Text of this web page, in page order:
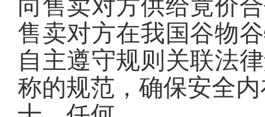
向售卖对方供给竟价
售卖对方在我国谷物
自主遵守规则关联法
称的规范，确保安全